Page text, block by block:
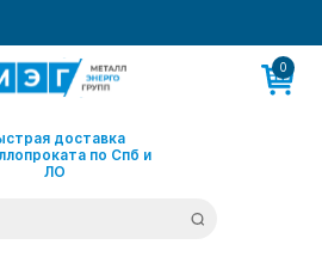
доставка
по Спб и
ЛО
0